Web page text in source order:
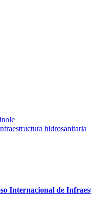
hidrosanitaria
Internacional de